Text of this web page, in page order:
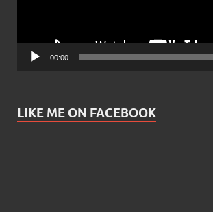
00:00
LIKE ME ON FACEBOOK